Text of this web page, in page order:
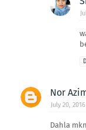
Nor
July 20,
Dahla